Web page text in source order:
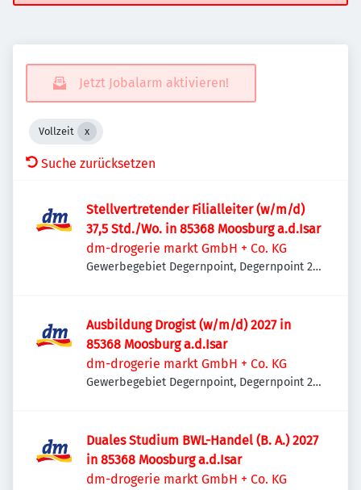
Jetzt Jobalarm aktivieren!
Vollzeit
Suche zurücksetzen
Stellvertretender Filialleiter (w/m/d)
37,5 Std./Wo. in 85368 Moosburg a.d.Isar
dm-drogerie markt GmbH + Co. KG
Gewerbegebiet Degernpoint, Degernpoint 2,
Ausbildung Drogist (w/m/d) 2027 in
85368 Moosburg a.d.Isar
dm-drogerie markt GmbH + Co. KG
Gewerbegebiet Degernpoint, Degernpoint 2,
Duales Studium BWL-Handel (B. A.) 2027
in 85368 Moosburg a.d.Isar
dm-drogerie markt GmbH + Co. KG